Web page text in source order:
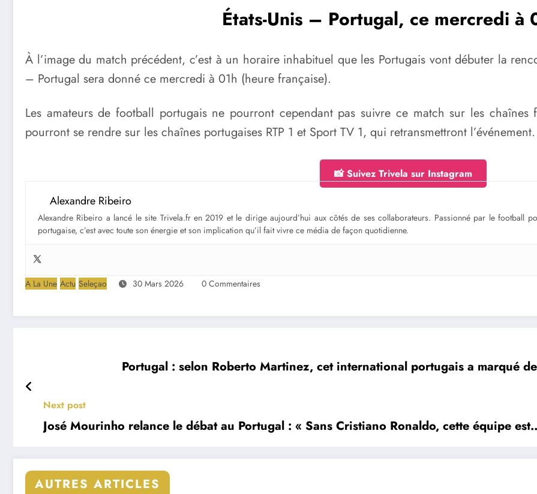
États-Unis – Portugal, ce mercredi à
À l’image du match précédent, c’est à un horaire inhabituel que les Portugais vont débuter la
– Portugal sera donné ce mercredi à 01h (heure française).
Les amateurs de football portugais ne pourront cependant pas suivre ce match sur les
pourront se rendre sur les chaînes portugaises RTP 1 et Sport TV 1, qui retransmettront l’événement.
📸 Suivez Trivela sur Instagram
Alexandre Ribeiro
Alexandre Ribeiro a lancé le site Trivela.fr en 2019 et le dirige aujourd’hui aux côtés de ses collaborateurs. Passionné par le football
portugaise, c’est avec toute son énergie et son implication qu’il fait vivre ce média de façon quotidienne.
A La Une Actu Seleçao 30 Mars 2026 0 Commentaires
Portugal : selon Roberto Martinez, cet international portugais a marqué
Next post
José Mourinho relance le débat au Portugal : « Sans Cristiano Ronaldo, cette équipe
AUTRES ARTICLES